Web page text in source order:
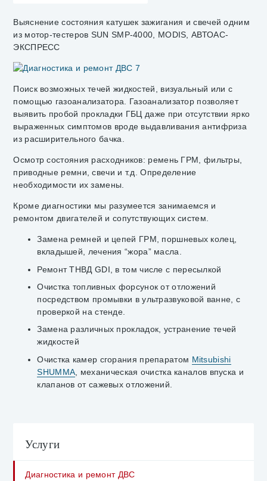
Выяснение состояния катушек зажигания и свечей одним
из мотор-тестеров SUN SMP-4000, MODIS, АВТОАС-
ЭКСПРЕСС
Поиск возможных течей жидкостей, визуальный или с
помощью газоанализатора. Газоанализатор позволяет
выявить пробой прокладки ГБЦ даже при отсутствии ярко
выраженных симптомов вроде выдавливания антифриза
из расширительного бачка.
Осмотр состояния расходников: ремень ГРМ, фильтры,
приводные ремни, свечи и т.д. Определение
необходимости их замены.
Кроме диагностики мы разумеется занимаемся и
ремонтом двигателей и сопутствующих систем.
Замена ремней и цепей ГРМ, поршневых колец,
вкладышей, лечения “жора” масла.
Ремонт ТНВД GDI, в том числе с пересылкой
Очистка топливных форсунок от отложений
посредством промывки в ультразвуковой ванне, с
проверкой на стенде.
Замена различных прокладок, устранение течей
жидкостей
Очистка камер сгорания препаратом Mitsubishi
SHUMMA , механическая очистка каналов впуска и
клапанов от сажевых отложений.
Услуги
Диагностика и ремонт ДВС